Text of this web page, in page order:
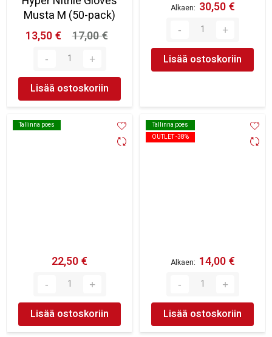
Musta M (50-pack)
13,50 €
17,00 €
Lisää ostoskoriin
Alkaen 30,50 €
Lisää ostoskoriin
Tallinna poes
Tallinna poes
22,50 €
Lisää ostoskoriin
Tallinna poes
OUTLET -38%
Tallinna poes
OUTLET -38%
Alkaen 14,00 €
Lisää ostoskoriin